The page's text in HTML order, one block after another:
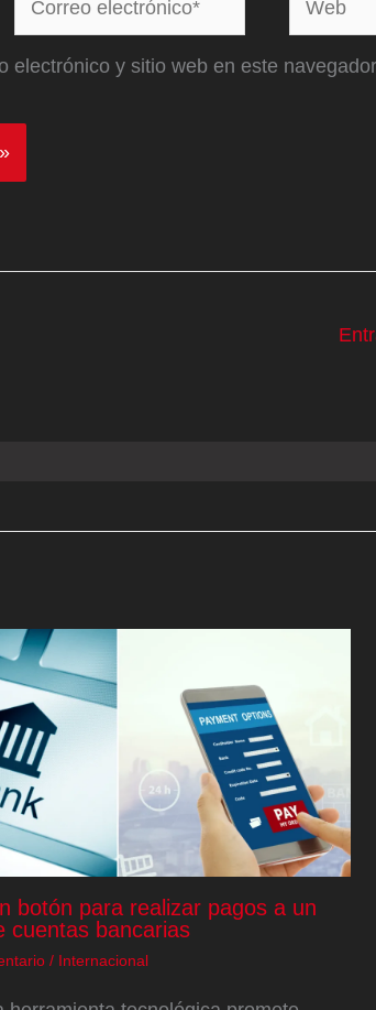
electrónico*
electrónico y sitio web en este
botón para realizar pagos a un
cuentas bancarias
/ Internacional